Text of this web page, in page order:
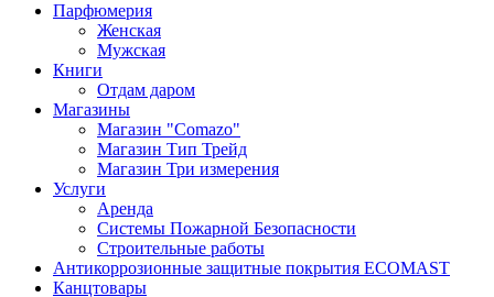
Парфюмерия
Женская
Мужская
Книги
Отдам даром
Магазины
Магазин "Comazo"
Магазин Тип Трейд
Магазин Три измерения
Услуги
Аренда
Системы Пожарной Безопасности
Строительные работы
Антикоррозионные защитные покрытия ECOMAST
Канцтовары